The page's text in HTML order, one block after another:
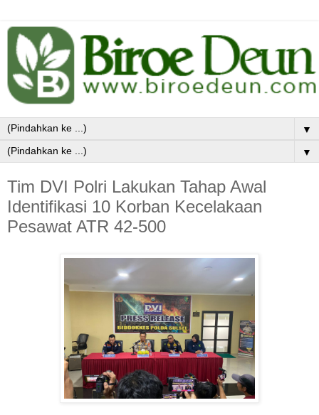
▼
▼
Tim DVI Polri Lakukan Tahap Awal
Identifikasi 10 Korban Kecelakaan
Pesawat ATR 42-500